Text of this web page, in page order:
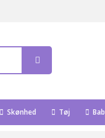
Skønhed Tøj